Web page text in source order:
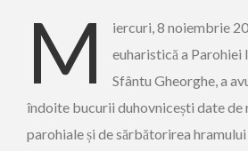
M
iercuri, 8 noiembrie
euharistică a
Sfântu Gheorghe, a
îndoite bucurii duhovnicești date de
parohiale și desărbătorirea